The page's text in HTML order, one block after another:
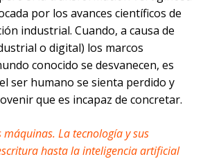
por los avances científicos de
industrial. Cuando, a causa de
o digital) los marcos
conocido se desvanecen, es
ser humano se sienta perdido y
que es incapaz de concretar.
La tecnología y sus
hasta la inteligencia artificial